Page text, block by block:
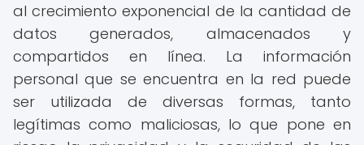
al crecimiento exponencial de la cantidad de
datos generados, almacenados y
compartidos en línea. La información
personal que se encuentra en la red puede
ser utilizada de diversas formas, tanto
legítimas como maliciosas, lo que pone en